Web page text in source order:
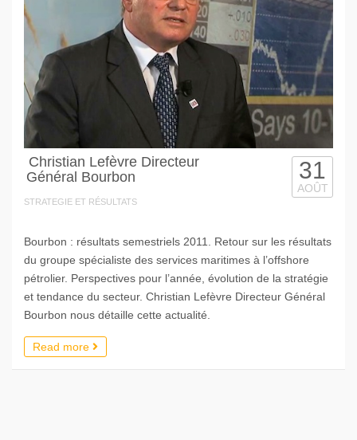
Christian Lefèvre Directeur
Général Bourbon
STRATEGIE ET RÉSULTATS
31
AOÛT
Bourbon : résultats semestriels 2011. Retour sur les résultats
du groupe spécialiste des services maritimes à l’offshore
pétrolier. Perspectives pour l’année, évolution de la stratégie
et tendance du secteur. Christian Lefèvre Directeur Général
Bourbon nous détaille cette actualité.
Read more